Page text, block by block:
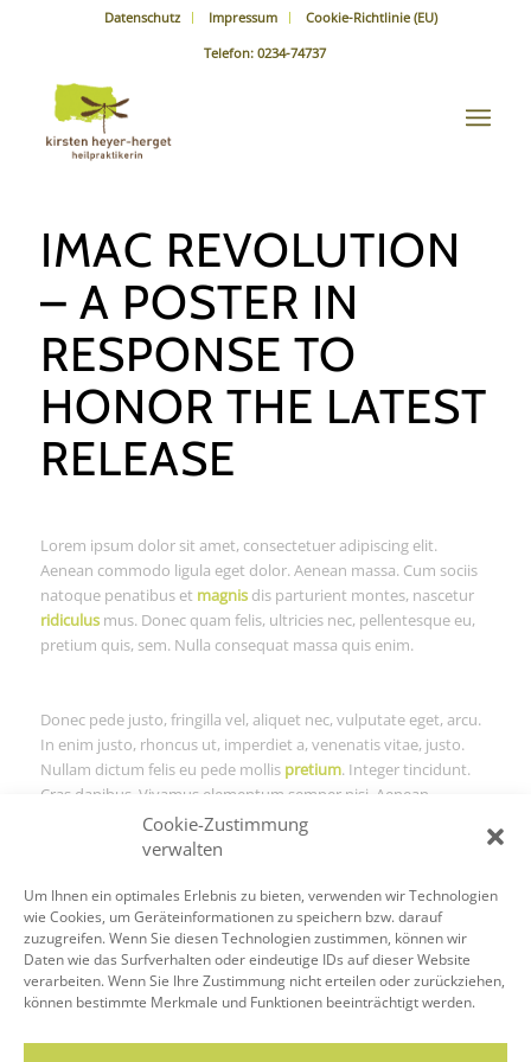
Cookie-Zustimmung
verwalten
Um Ihnen ein optimales Erlebnis zu bieten, verwenden wir Technologien
wie Cookies, um Geräteinformationen zu speichern bzw. darauf
zuzugreifen. Wenn Sie diesen Technologien zustimmen, können wir
Daten wie das Surfverhalten oder eindeutige IDs auf dieser Website
verarbeiten. Wenn Sie Ihre Zustimmung nicht erteilen oder zurückziehen,
können bestimmte Merkmale und Funktionen beeinträchtigt werden.
Datenschutz Impressum
Cookie-Richtlinie (EU)
Telefon: 0234-74737
IMAC REVOLUTION
– A POSTER IN
RESPONSE TO
HONOR THE LATEST
RELEASE
Lorem ipsum dolor sit amet, consectetuer adipiscing elit.
Aenean commodo ligula eget dolor. Aenean massa. Cum sociis
natoque penatibus et magnisdis parturient montes, nascetur
ridiculusmus. Donec quam felis, ultricies nec, pellentesque eu,
pretium quis, sem. Nulla consequat massa quis enim.
Donec pede justo, fringilla vel, aliquet nec, vulputate eget, arcu.
In enim justo, rhoncus ut, imperdiet a, venenatis vitae, justo.
Nullam dictum felis eu pede mollis pretium. Integer tincidunt.
Cras dapibus. Vivamus elementum semper nisi. Aenean
vulputate eleifend tellus. Aeneaellus.